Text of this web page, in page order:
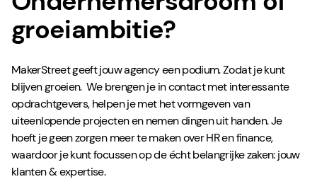
groeiambitie?
MakerStreet geeft jouw agency een podium. Zodat je kunt
blijven groeien. We brengen je in contact met interessante
opdrachtgevers, helpen je met het vormgeven van
uiteenlopende projecten en nemen dingen uit handen. Je
hoeft je geen zorgen meer te maken over HR en finance,
waardoor je kunt focussen op de écht belangrijke zaken: jouw
klanten & expertise.